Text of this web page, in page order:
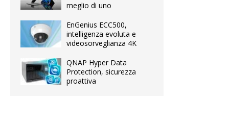
meglio di uno
EnGenius ECC500,
intelligenza evoluta e
videosorveglianza 4K
QNAP Hyper Data
Protection, sicurezza
proattiva